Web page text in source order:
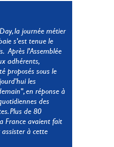
la journée métier
s'est tenue le
Après l'Assemblée
adhérents,
proposés sous le
les
en réponse à
des
Plus de 80
France avaient fait
à cette